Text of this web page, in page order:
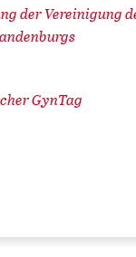
der Vereinigung
GynTag